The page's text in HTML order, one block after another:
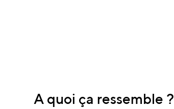
A quoi ça ressemble ?